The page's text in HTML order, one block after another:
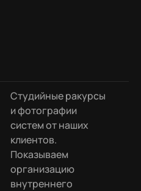
Студийные ракурсы
и фотографии
систем от наших
клиентов.
Показываем
организацию
внутреннего